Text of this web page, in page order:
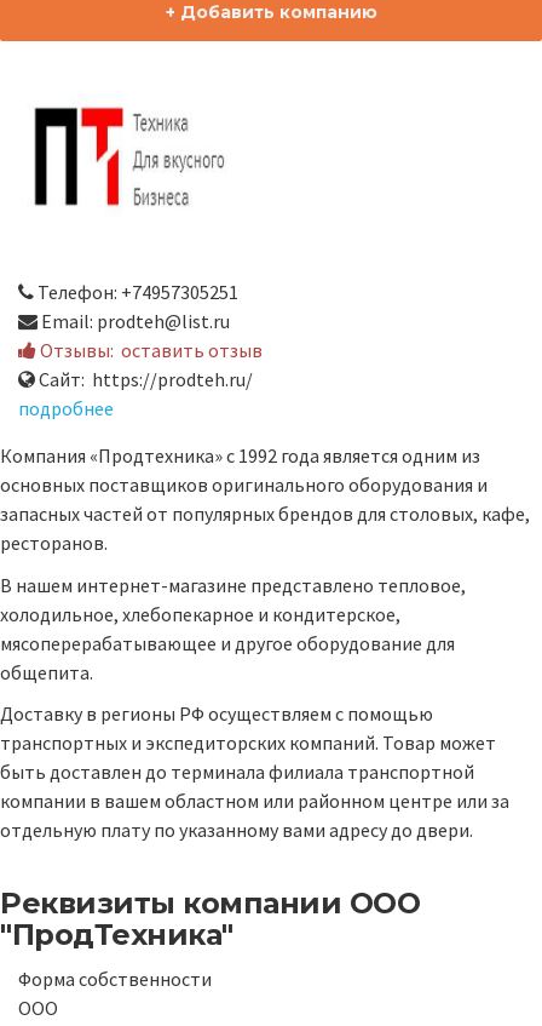
+ Добавить компанию
Телефон: +74957305251
Email: prodteh@list.ru
Отзывы: оставить отзыв
Сайт: https://prodteh.ru/
подробнее
Компания «Продтехника» с 1992 года является одним из
основных поставщиков оригинального оборудования и
запасных частей от популярных брендов для столовых, кафе,
ресторанов.
В нашем интернет-магазине представлено тепловое,
холодильное, хлебопекарное и кондитерское,
мясоперерабатывающее и другое оборудование для
общепита.
Доставку в регионы РФ осуществляем с помощью
транспортных и экспедиторских компаний. Товар может
быть доставлен до терминала филиала транспортной
компании в вашем областном или районном центре или за
отдельную плату по указанному вами адресу до двери.
Реквизиты компании ООО
"ПродТехника"
Форма собственности
ООО